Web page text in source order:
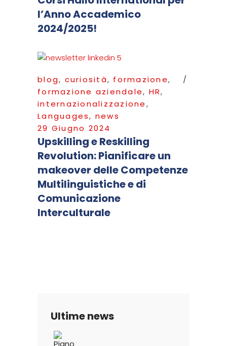
l’Anno Accademico
2024/2025!
blog, curiosità, formazione,
formazione aziendale, HR,
internazionalizzazione,
Languages, news
29 Giugno 2024
Upskilling e Reskilling
Revolution: Pianificare un
makeover delle Competenze
Multilinguistiche e di
Comunicazione
Interculturale
Ultime news